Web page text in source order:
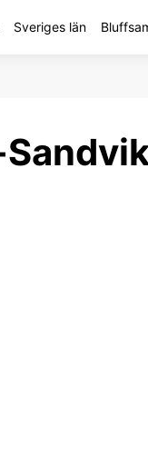
Sveriges län